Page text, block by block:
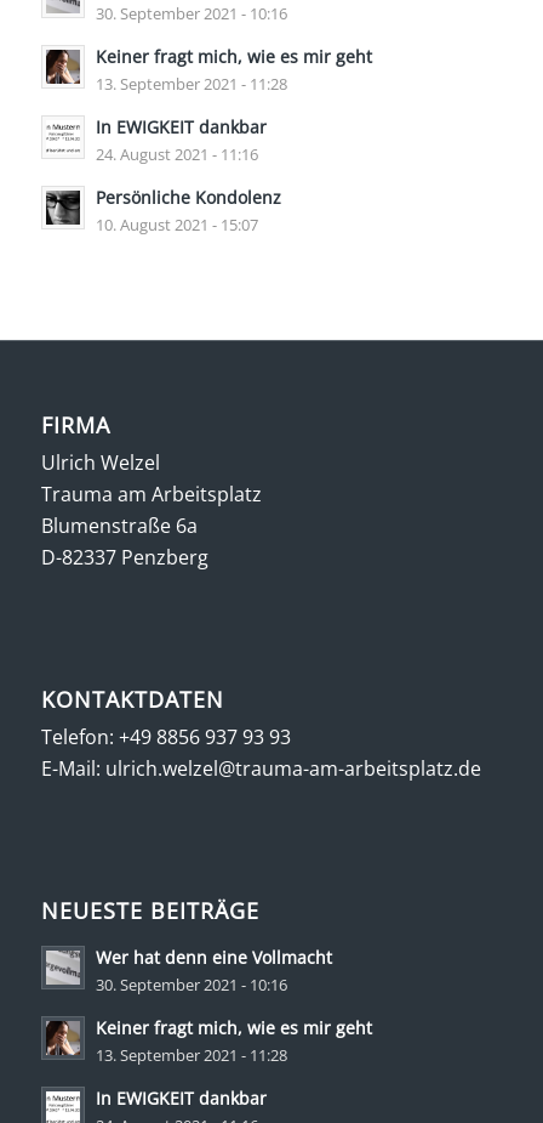
30. September 2021 - 10:16
Keiner fragt mich, wie es mir geht
13. September 2021 - 11:28
In EWIGKEIT dankbar
24. August 2021 - 11:16
Persönliche Kondolenz
10. August 2021 - 15:07
FIRMA
Ulrich Welzel
Trauma am Arbeitsplatz
Blumenstraße 6a
D-82337 Penzberg
KONTAKTDATEN
Telefon: +49 8856 937 93 93
E-Mail: ulrich.welzel@trauma-am-arbeitsplatz.de
NEUESTE BEITRÄGE
Wer hat denn eine Vollmacht
30. September 2021 - 10:16
Keiner fragt mich, wie es mir geht
13. September 2021 - 11:28
In EWIGKEIT dankbar